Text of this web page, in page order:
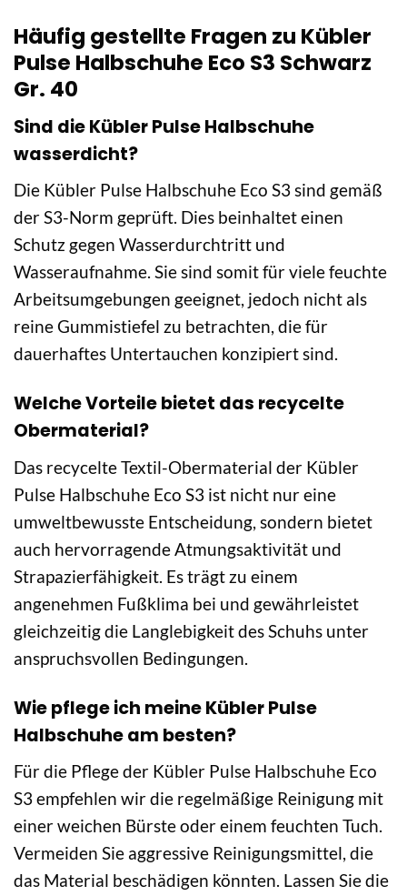
Häufig gestellte Fragen zu Kübler
Pulse Halbschuhe Eco S3 Schwarz
Gr. 40
Sind die Kübler Pulse Halbschuhe
wasserdicht?
Die Kübler Pulse Halbschuhe Eco S3 sind gemäß
der S3-Norm geprüft. Dies beinhaltet einen
Schutz gegen Wasserdurchtritt und
Wasseraufnahme. Sie sind somit für viele feuchte
Arbeitsumgebungen geeignet, jedoch nicht als
reine Gummistiefel zu betrachten, die für
dauerhaftes Untertauchen konzipiert sind.
Welche Vorteile bietet das recycelte
Obermaterial?
Das recycelte Textil-Obermaterial der Kübler
Pulse Halbschuhe Eco S3 ist nicht nur eine
umweltbewusste Entscheidung, sondern bietet
auch hervorragende Atmungsaktivität und
Strapazierfähigkeit. Es trägt zu einem
angenehmen Fußklima bei und gewährleistet
gleichzeitig die Langlebigkeit des Schuhs unter
anspruchsvollen Bedingungen.
Wie pflege ich meine Kübler Pulse
Halbschuhe am besten?
Für die Pflege der Kübler Pulse Halbschuhe Eco
S3 empfehlen wir die regelmäßige Reinigung mit
einer weichen Bürste oder einem feuchten Tuch.
Vermeiden Sie aggressive Reinigungsmittel, die
das Material beschädigen könnten. Lassen Sie die